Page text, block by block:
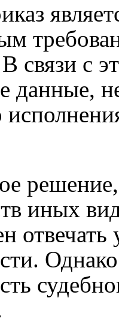
связи с
данные,
иных